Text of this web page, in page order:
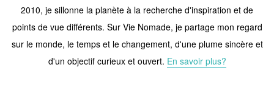
2010, je sillonne la planète à la recherche d'inspiration et de
points de vue différents. Sur Vie Nomade, je partage mon regard
sur le monde, le temps et le changement, d'une plume sincère et
d'un objectif curieux et ouvert. En savoir plus?